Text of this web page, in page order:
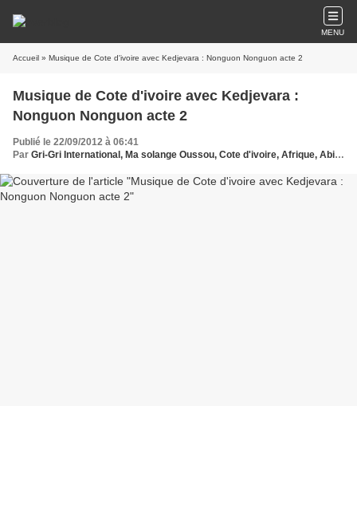
MENU
Accueil » Musique de Cote d'ivoire avec Kedjevara : Nonguon Nonguon acte 2
Musique de Cote d'ivoire avec Kedjevara :
Nonguon Nonguon acte 2
Publié le 22/09/2012 à 06:41
Par Gri-Gri International, Ma solange Oussou, Cote d'ivoire, Afrique, Abidjan, Kedjevara